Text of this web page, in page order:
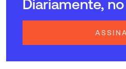
Diariamente,